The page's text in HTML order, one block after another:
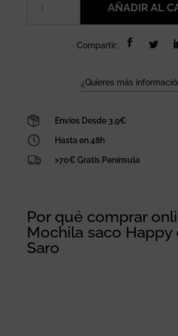
saco
AÑADIR AL
Compartir:
¿Quieres más
Envíos Desde 3,9€
Hasta en 48h
>70€ Gratis Península
Por qué comprar
Mochila saco Happy
Saro